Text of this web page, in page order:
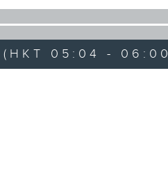
(HKT 05:04 -